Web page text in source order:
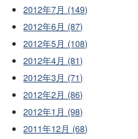
2012年7月 (149)
2012年6月 (87)
2012年5月 (108)
2012年4月 (81)
2012年3月 (71)
2012年2月 (86)
2012年1月 (98)
2011年12月 (68)